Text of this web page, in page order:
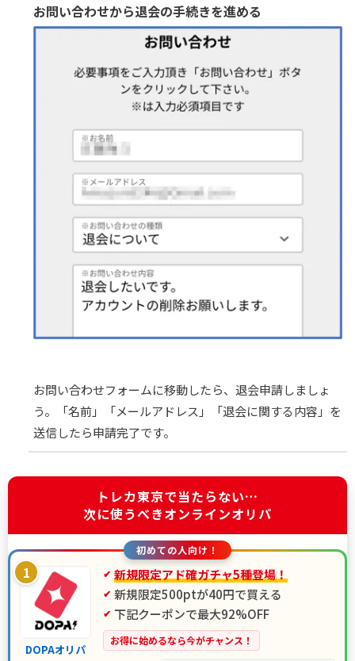
お問い合わせから退会の手続きを進める
お問い合わせフォームに移動したら、退会申請しましょ
う。「名前」「メールアドレス」「退会に関する内容」を
送信したら申請完了です。
トレカ東京で当たらない…
次に使うべきオンラインオリパ
初めての人向け！
1
DOPAオリパ
新規限定アド確ガチャ5種登場！
新規限定500ptが40円で買える
下記クーポンで最大92%OFF
お得に始めるなら今がチャンス！